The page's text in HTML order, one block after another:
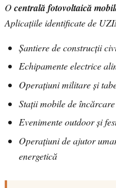
Ocentrală fotovoltaică
Aplicațiile identificate de
Șantiere de construcții
Echipamente electrice
Operațiuni militare și
Stații mobile de
Evenimente outdoor și
Operațiuni de ajutor
energetică